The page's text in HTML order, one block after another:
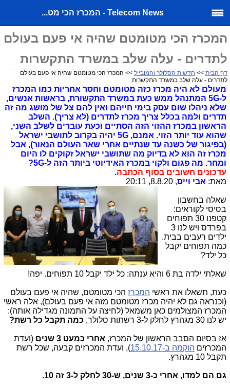
Telecom News - המכרז הכי מט...
המכרז הכי מטומטם שהיה אי פעם בעולם
לתדרים - עלה שלב במשרד התקשרות
דף הבית >> חדשות הסלולר והמובייל >> המכרז הכי מטומטם שהיה אי פעם בעולם
לתדרים - עלה שלב במשרד התקשרות
מעולם לא היה מכרז כזה מטומטם וחסר אחריות כמו המכרז
ל-5G המתנהל ממש כעת במשרד התקשורת, בראשות אנשים,
שלא ניהלו שום עסק בימי חייהם ואין להם צל של מושג מה זה
תדרים ולמה בכלל צריך מכרז לתדרים (לא צריך). השלב
הראשון במכרז ההזוי הזה הסתיים וכעת עוברים לשלב השני,
שהוא עוד יותר הזוי. אמנם, 5G יהיה בקרוב לתושבי ישראל
(בפיגור של כשנה עד שנתיים אחרי שאר העולם הנאור), אבל
מכרז זה הוא לא בדיוק מה שתושבי ישראל זקוקים לו היום
ומחר. מה פגום ולקוי במכרז האידיוטי ביותר הזה ל-5G?
עדכונים חשובים בסוף הכתבה.
מאת: אבי וייס, 8.8.20, 20:11
שאלה בחשבון
בסיסי לקוראים:
קטפנו 30 תפוחים
בפרדס ויש לנו 3
ילדים רעבים בבית.
כמה תפוחים יקבל
כל ילד?
שאלתי ילדה בת 6 והיא ענתה: כל ילד יקבל 10 תפוחים. יפה!
כעת, תשאלו את ראשי המכרז הכי מטומטם, שהיה אי פעם בעולם
(וכנראה גם לא יהיה מכרז מטומטם מזה אי פעם בעולם), אלה ראשי
המכרז המצולמים כאן משמאל (לחיצה על התמונה מגדילה אותה):
יש לנו 30 מגהרץ לחלק ל-3 רשתות סלולר,
כמה תקבל כל רשת?
אז בסיום הסבב הראשון של המכרז, אחרי כמעט 3 שנים
(ועדת
המכרזים הוקמה ב-15.10.17
), ועדת המכרזים קבעה, שכל רשת
תקבל 10 מגהרץ.
גם הם למדו, אחרי כ-3 שנים, ש-30 לחלק ל-3 זה 10.